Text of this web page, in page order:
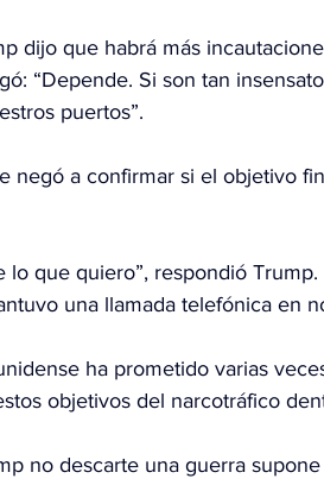
dijo que habrá más
“Depende. Si son tan
puertos”.
negó a confirmar si el objetivo
lo que quiero”, respondió
una llamada telefónica en
ha prometido varias
objetivos del narcotráfico
no descarte una guerra